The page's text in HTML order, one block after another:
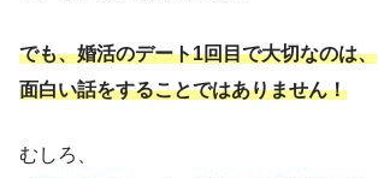
でも、婚活のデート1回目で大切なのは、
面白い話をすることではありません！
むしろ、